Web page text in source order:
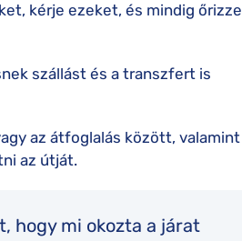
kérje ezeket, és mindig őrizze
szállást és a transzfert is
az átfoglalás között, valamint
az útját.
hogy mi okozta a járat